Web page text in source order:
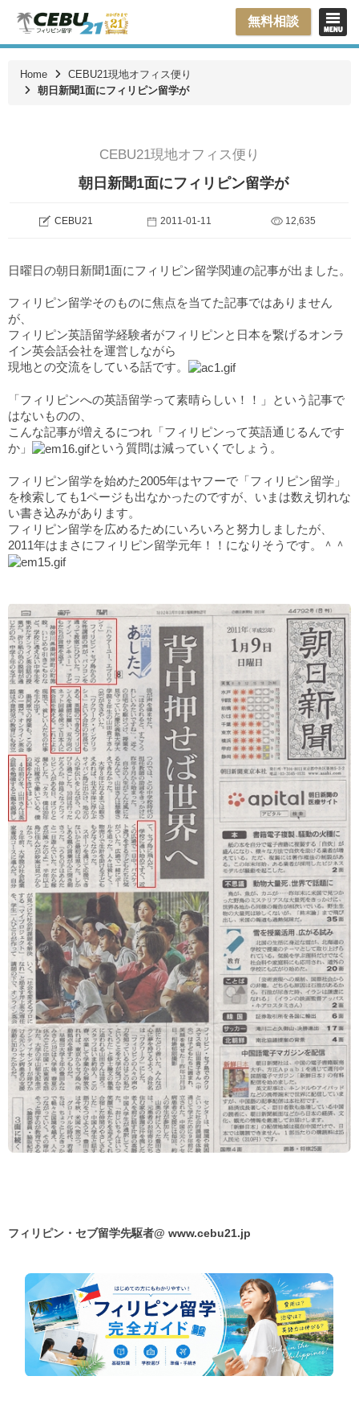
無料相談
Home
CEBU21現地オフィス便り
朝日新聞1面にフィリピン留学が
CEBU21現地オフィス便り
朝日新聞1面にフィリピン留学が
CEBU21 2011-01-11 12,635
日曜日の朝日新聞1面にフィリピン留学関連の記事が出ました。
フィリピン留学そのものに焦点を当てた記事ではありません
が、
フィリピン英語留学経験者がフィリピンと日本を繋げるオンラ
イン英会話会社を運営しながら
現地との交流をしている話です。
「フィリピンへの英語留学って素晴らしい！！」という記事で
はないものの、
こんな記事が増えるにつれ「フィリピンって英語通じるんです
か」
という質問は減っていくでしょう。
フィリピン留学を始めた2005年はヤフーで「フィリピン留学」
を検索しても1ページも出なかったのですが、いまは数え切れな
い書き込みがあります。
フィリピン留学を広めるためにいろいろと努力しましたが、
2011年はまさにフィリピン留学元年！！になりそうです。＾＾
フィリピン・セブ留学先駆者@ www.cebu21.jp